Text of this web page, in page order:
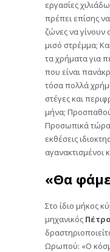
εργασίες
πρέπει επίσης
ζώνες να γίνουν
μισό στρέμμα;
τα χρήματα για
που είναι
τόσα πολλά
στέγες και
μήνα;
Προσωπικά τώρα
εκθέσεις
αγανακτισμένοι
«Θα
Στο ίδιο μήκος
μηχανικός
Ωρωπού: «Ο